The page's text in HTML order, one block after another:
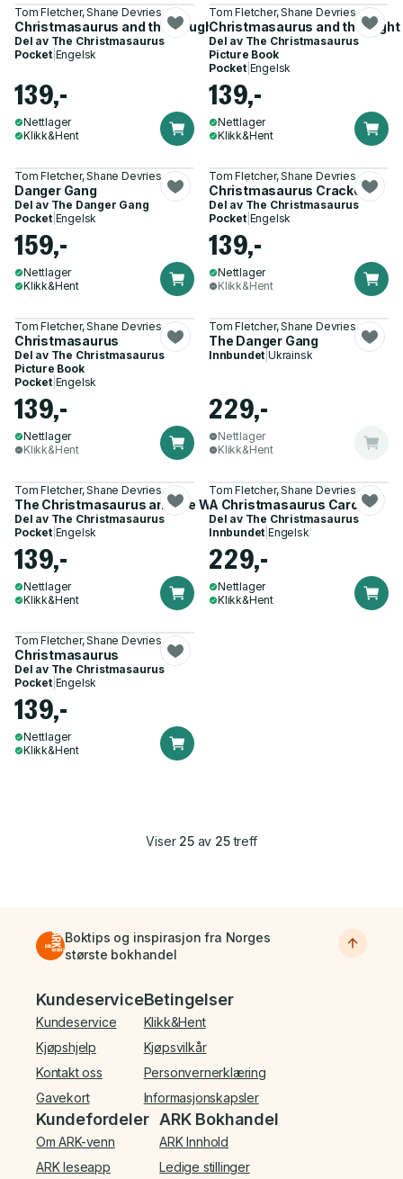
Tom Fletcher, Shane Devries
Christmasaurus and the Naughty List
Del av The Christmasaurus
Pocket| Engelsk
139,-
Nettlager
Klikk&Hent
Tom Fletcher, Shane Devries
Christmasaurus and the
Del av The Christmasaurus
Picture Book
Pocket| Engelsk
139,-
Nettlager
Klikk&Hent
Tom Fletcher, Shane Devries
Danger Gang
Del av The Danger Gang
Pocket| Engelsk
159,-
Nettlager
Klikk&Hent
Tom Fletcher, Shane Devries
Christmasaurus Cracker
Del av The Christmasaurus
Pocket| Engelsk
139,-
Nettlager
Klikk&Hent
Tom Fletcher, Shane Devries
Christmasaurus
Del av The Christmasaurus
Picture Book
Pocket| Engelsk
139,-
Nettlager
Klikk&Hent
Tom Fletcher, Shane Devries
The Danger Gang
Innbundet |Ukrainsk
229,-
Nettlager
Klikk&Hent
Tom Fletcher, Shane Devries
The Christmasaurus and the Winter Witch
Del av The Christmasaurus
Pocket| Engelsk
139,-
Nettlager
Klikk&Hent
Tom Fletcher, Shane Devries
A Christmasaurus Carol
Del av The Christmasaurus
Innbundet |Engelsk
229,-
Nettlager
Klikk&Hent
Tom Fletcher, Shane Devries
Christmasaurus
Del av The Christmasaurus
Pocket| Engelsk
139,-
Nettlager
Klikk&Hent
Viser 25av 25treff
Boktips og inspirasjon fra Norges
største bokhandel
Bunnmeny
Kundeservice
Kundeservice
Kjøpshjelp
Kontakt oss
Gavekort
Betingelser
Klikk&Hent
Kjøpsvilkår
Personvernerklæring
Informasjonskapsler
Kundefordeler
Om ARK-venn
ARK leseapp
ARK Bokhandel
ARK Innhold
Ledige stillinger